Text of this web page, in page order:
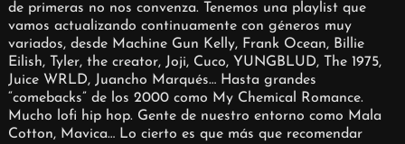
de primeras no nos convenza. Tenemos una playlist que
vamos actualizando continuamente con géneros muy
variados, desde Machine Gun Kelly, Frank Ocean, Billie
Eilish, Tyler, the creator, Joji, Cuco, YUNGBLUD, The 1975,
Juice WRLD, Juancho Marqués… Hasta grandes
“comebacks” de los 2000 como My Chemical Romance.
Mucho lofi hip hop. Gente de nuestro entorno como Mala
Cotton, Mavica… Lo cierto es que más que recomendar